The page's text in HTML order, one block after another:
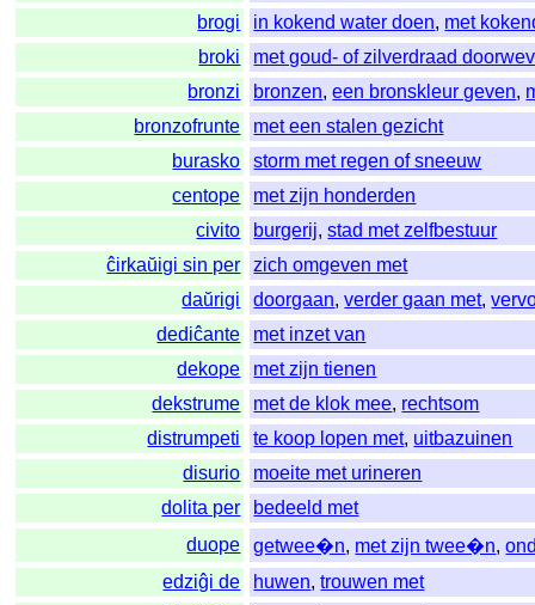
brogi
in kokend water doen, met
broki
met goud- of zilverdraad
bronzi
bronzen,een bronskleur geven,
bronzofrunte
met een stalen gezicht
burasko
storm met regen of sneeuw
centope
met zijn honderden
civito
burgerij,stad met zelfbestuur
ĉirkaŭigi sin per
zich omgeven met
daŭrigi
doorgaan,verder gaan met,
dediĉante
met inzet van
dekope
met zijn tienen
dekstrume
met de klok mee, rechtsom
distrumpeti
te koop lopen met, uitbazuinen
disurio
moeite met urineren
dolita per
bedeeld met
duope
getwee�n, met zijn twee�n,
edziĝi de
huwen,trouwen met